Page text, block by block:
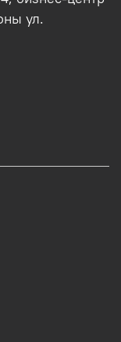
ул.